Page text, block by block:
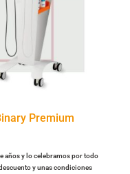
Premium
años y lo celebramos por todo
y unas condiciones